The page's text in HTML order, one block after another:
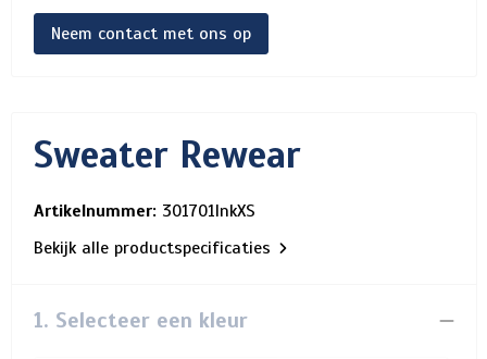
Neem contact met ons op
Sweater Rewear
Artikelnummer: 301701InkXS
Bekijk alle productspecificaties
1. Selecteer een kleur